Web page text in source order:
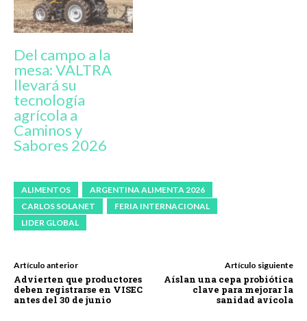
Del campo a la
mesa: VALTRA
llevará su
tecnología
agrícola a
Caminos y
Sabores 2026
ALIMENTOS
ARGENTINA ALIMENTA 2026
CARLOS SOLANET
FERIA INTERNACIONAL
LIDER GLOBAL
Artículo anterior
Advierten que productores
deben registrarse en VISEC
antes del 30 de junio
Artículo siguiente
Aíslan una cepa probiótica
clave para mejorar la
sanidad avícola